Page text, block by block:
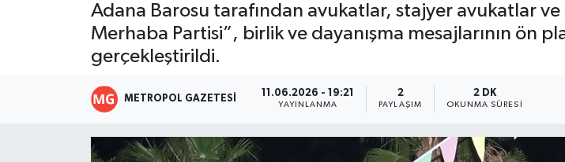
Adana Barosu tarafından avukatlar, stajyer avukatlar ve
Merhaba Partisi”, birlik ve dayanışma mesajlarının ön
gerçekleştirildi.
METROPOL GAZETESI 11.06.2026 - 19:21
YAYINLANMA
2
PAYLAŞIM
2 DK
OKUNMA SÜRESI
Yerel Yönetim
Kültür-Sanat
Magazin
Resmi İlanlar
Son Dakika Haberleri
Haber Arşivi